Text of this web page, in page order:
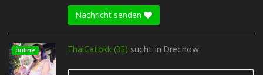
Nachricht senden
online ThaiCatbkk (35) sucht in Drechow